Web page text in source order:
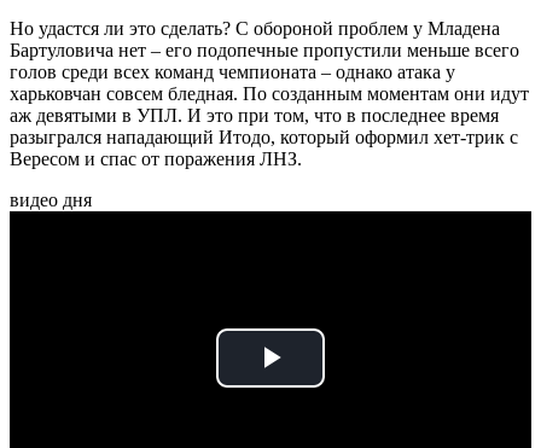
Но удастся ли это сделать? С обороной проблем у Младена
Бартуловича нет – его подопечные пропустили меньше всего
голов среди всех команд чемпионата – однако атака у
харьковчан совсем бледная. По созданным моментам они идут
аж девятыми в УПЛ. И это при том, что в последнее время
разыгрался нападающий Итодо, который оформил хет-трик с
Вересом и спас от поражения ЛНЗ.
видео дня
Play